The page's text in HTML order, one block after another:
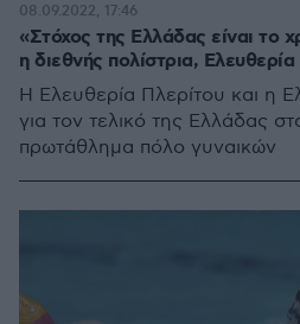
«Στόχος της Ελλάδας είναι το
η διεθνής πολίστρια,
Η Ελευθερία Πλερίτου και η
για τον τελικό της Ελλάδας
πρωτάθλημα πόλο γυναικών
08.09.2022, 17:46